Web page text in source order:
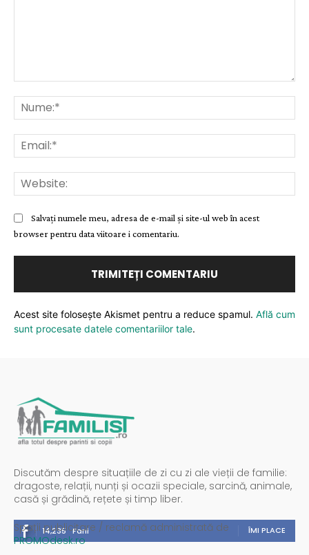
Salvați numele meu, adresa de e-mail și site-ul web în acest
browser pentru data viitoare i comentariu.
Acest site folosește Akismet pentru a reduce spamul. Află cum
sunt procesate datele comentariilor tale.
Discutăm despre situațiile de zi cu zi ale vieții de familie:
dragoste, relații, nunți și ocazii speciale, sarcină, animale,
casă și grădină, rețete și timp liber.
14,235 Fani ÎMI PLACE
Spații publicitare / reclamă administrată de
PROMOdesk.ro